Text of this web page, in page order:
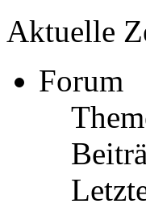
Aktuelle
Forum